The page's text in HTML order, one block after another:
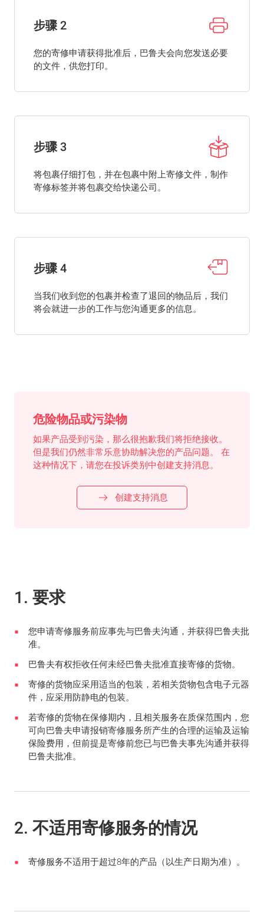
步骤 2
您的寄修申请获得批准后，巴鲁夫会向您发送必要
的文件，供您打印。
步骤 3
将包裹仔细打包，并在包裹中附上寄修文件，制作
寄修标签并将包裹交给快递公司。
步骤 4
当我们收到您的包裹并检查了退回的物品后，我们
将会就进一步的工作与您沟通更多的信息。
危险物品或污染物
如果产品受到污染，那么很抱歉我们将拒绝接收。
但是我们仍然非常乐意协助解决您的产品问题。 在
这种情况下，请您在投诉类别中创建支持消息。
创建支持消息
1. 要求
您申请寄修服务前应事先与巴鲁夫沟通，并获得巴鲁夫批
准。
巴鲁夫有权拒收任何未经巴鲁夫批准直接寄修的货物。
寄修的货物应采用适当的包装，若相关货物包含电子元器
件，应采用防静电的包装。
若寄修的货物在保修期内，且相关服务在质保范围内，您
可向巴鲁夫申请报销寄修服务所产生的合理的运输及运输
保险费用，但前提是寄修前您已与巴鲁夫事先沟通并获得
巴鲁夫批准。
2. 不适用寄修服务的情况
寄修服务不适用于超过8年的产品（以生产日期为准）。